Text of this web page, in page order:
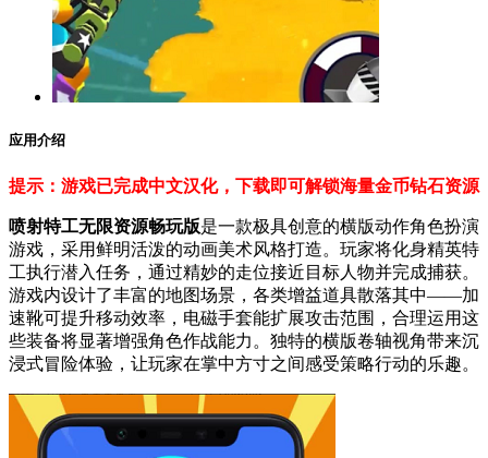
应用介绍
提示：游戏已完成中文汉化，下载即可解锁海量金币钻石资源
喷射特工无限资源畅玩版是一款极具创意的横版动作角色扮演
游戏，采用鲜明活泼的动画美术风格打造。玩家将化身精英特
工执行潜入任务，通过精妙的走位接近目标人物并完成捕获。
游戏内设计了丰富的地图场景，各类增益道具散落其中——加
速靴可提升移动效率，电磁手套能扩展攻击范围，合理运用这
些装备将显著增强角色作战能力。独特的横版卷轴视角带来沉
浸式冒险体验，让玩家在掌中方寸之间感受策略行动的乐趣。